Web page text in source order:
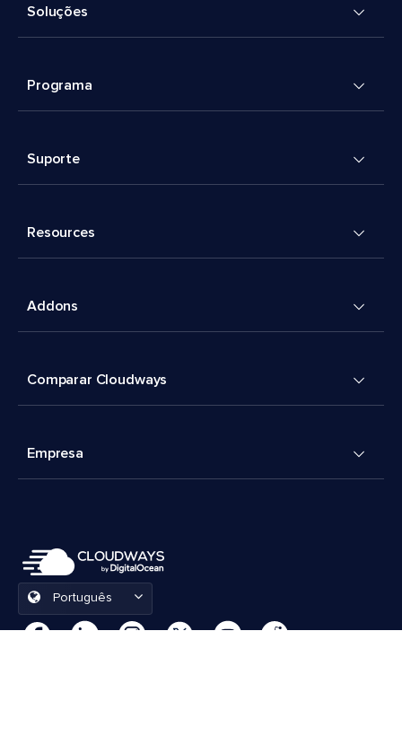
Soluções
Programa
Suporte
Resources
Addons
Comparar Cloudways
Empresa
Português